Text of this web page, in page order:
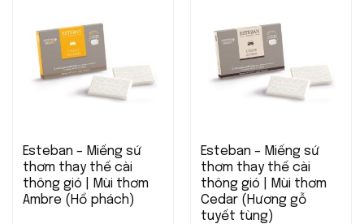
Esteban – Miếng sứ
thơm thay thế cài
thông gió | Mùi thơm
Ambre (Hổ phách)
Esteban – Miếng sứ
thơm thay thế cài
thông gió | Mùi thơm
Cedar (Hương gỗ
tuyết tùng)